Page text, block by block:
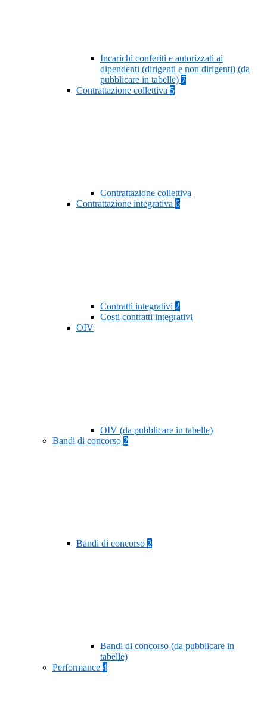
Incarichi conferiti e autorizzati ai
dipendenti (dirigenti e non dirigenti) (da
pubblicare in tabelle) 7
Contrattazione collettiva 5
Contrattazione collettiva
Contrattazione integrativa 6
Contratti integrativi 2
Costi contratti integrativi
OIV
OIV (da pubblicare in tabelle)
Bandi di concorso 2
Bandi di concorso 2
Bandi di concorso (da pubblicare in
tabelle)
Performance 4